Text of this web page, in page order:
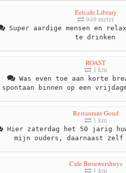
Eetcafe Library
949 meter
Super aardige mensen en
te drinken
ROAST
1 km
Was even toe aan korte
spontaan binnen op een
Restaurant Goud
1 km
Hier zaterdag het 50 jarig
mijn ouders, daarnaast
Cafe Brouwershuys
1 km